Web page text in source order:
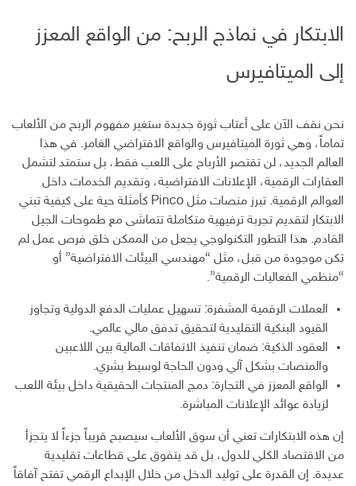
الابتكار في نماذج الربح: من الواقع المعزز
إلى الميتافيرس
نحن نقف الآن على أعتاب ثورة جديدة ستغير مفهوم الربح من الألعاب
تماماً، وهي ثورة الميتافيرس والواقع الافتراضي الغامر. في هذا
العالم الجديد، لن تقتصر الأرباح على اللعب فقط، بل ستمتد لتشمل
العقارات الرقمية، الإعلانات الافتراضية، وتقديم الخدمات داخل
العوالم الرقمية. تبرز منصات مثل Pinco كأمثلة حية على كيفية تبني
الابتكار لتقديم تجربة ترفيهية متكاملة تتماشى مع طموحات الجيل
القادم. هذا التطور التكنولوجي يجعل من الممكن خلق فرص عمل لم
تكن موجودة من قبل، مثل “مهندسي البيئات الافتراضية” أو
“منظمي الفعاليات الرقمية”.
العملات الرقمية المشفرة: تسهيل عمليات الدفع الدولية وتجاوز
القيود البنكية التقليدية لتحقيق تدفق مالي عالمي.
العقود الذكية: ضمان تنفيذ الاتفاقات المالية بين اللاعبين
والمنصات بشكل آلي ودون الحاجة لوسيط بشري.
الواقع المعزز في التجارة: دمج المنتجات الحقيقية داخل بيئة اللعب
لزيادة عوائد الإعلانات المباشرة.
إن هذه الابتكارات تعني أن سوق الألعاب سيصبح قريباً جزءاً لا يتجزأ
من الاقتصاد الكلي للدول، بل قد يتفوق على قطاعات تقليدية
عديدة. إن القدرة على توليد الدخل من خلال الإبداع الرقمي تفتح آفاقاً